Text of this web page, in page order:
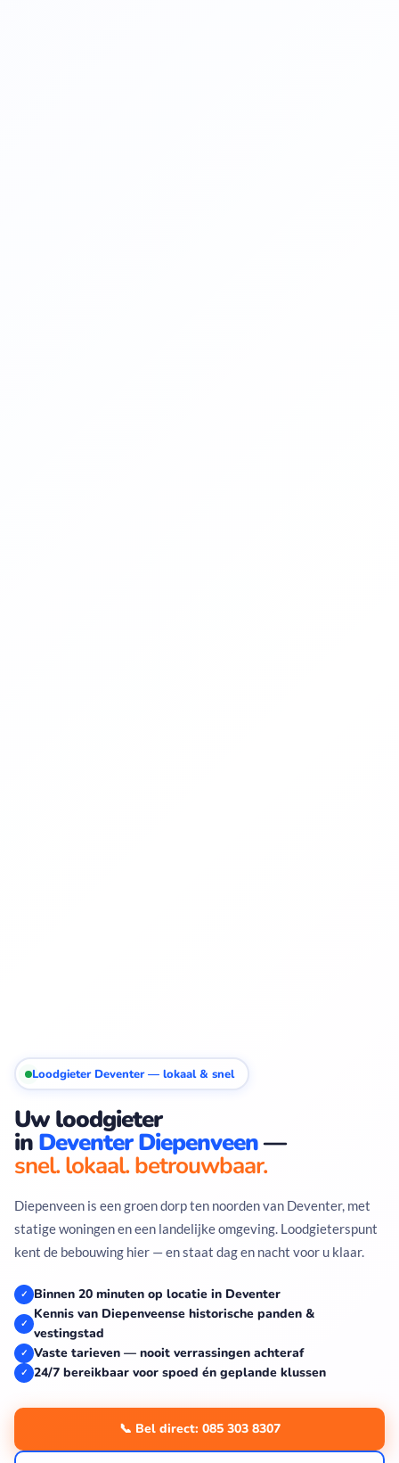
Loodgieter Deventer — lokaal & snel
Uw loodgieter
in Deventer Diepenveen—
snel. lokaal. betrouwbaar.
Diepenveen is een groen dorp ten noorden van Deventer, met
statige woningen en een landelijke omgeving. Loodgieterspunt
kent de bebouwing hier — en staat dag en nacht voor u klaar.
✓ Binnen 20 minuten op locatie in Deventer
✓
Kennis van Diepenveense historische panden &
vestingstad
✓ Vaste tarieven — nooit verrassingen achteraf
✓ 24/7 bereikbaar voor spoed én geplande klussen
📞 Bel direct: 085 303 8307